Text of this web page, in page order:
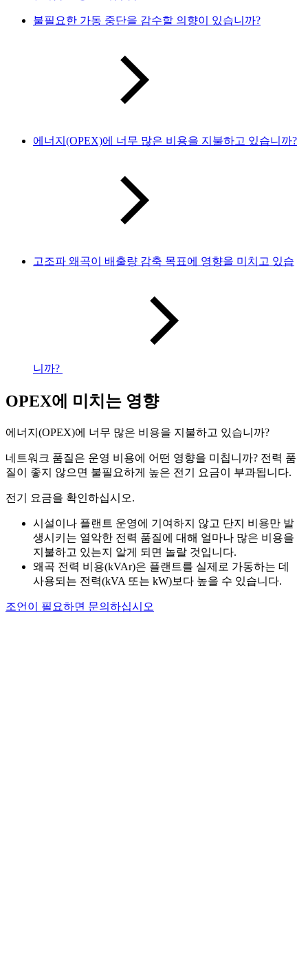
불필요한 가동 중단을 감수할 의향이 있습니까?
에너지(OPEX)에 너무 많은 비용을 지불하고 있습니까?
고조파 왜곡이 배출량 감축 목표에 영향을 미치고 있습
니까?
OPEX에 미치는 영향
에너지(OPEX)에 너무 많은 비용을 지불하고 있습니까?
네트워크 품질은 운영 비용에 어떤 영향을 미칩니까? 전력 품
질이 좋지 않으면 불필요하게 높은 전기 요금이 부과됩니다.
전기 요금을 확인하십시오.
시설이나 플랜트 운영에 기여하지 않고 단지 비용만 발
생시키는 열악한 전력 품질에 대해 얼마나 많은 비용을
지불하고 있는지 알게 되면 놀랄 것입니다.
왜곡 전력 비용(kVAr)은 플랜트를 실제로 가동하는 데
사용되는 전력(kVA 또는 kW)보다 높을 수 있습니다.
조언이 필요하면 문의하십시오